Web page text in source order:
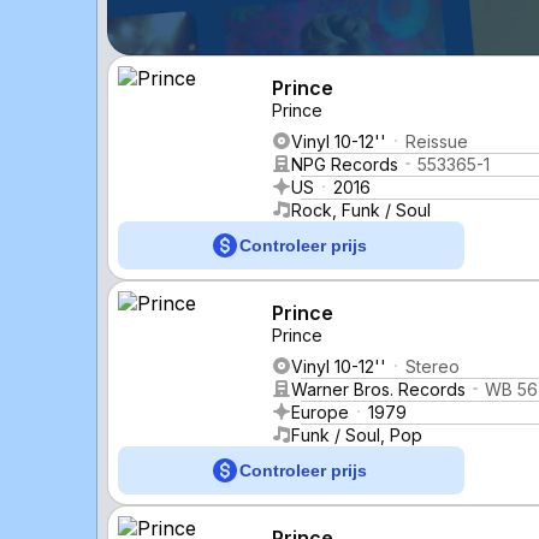
Prince
Prince
Vinyl 10-12''
Reissue
NPG Records
553365-1
US
2016
Rock, Funk / Soul
Controleer prijs
Prince
Prince
Vinyl 10-12''
Stereo
Warner Bros. Records
WB
Europe
1979
Funk / Soul, Pop
Controleer prijs